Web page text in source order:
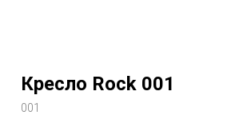
Кресло Rock 001
001